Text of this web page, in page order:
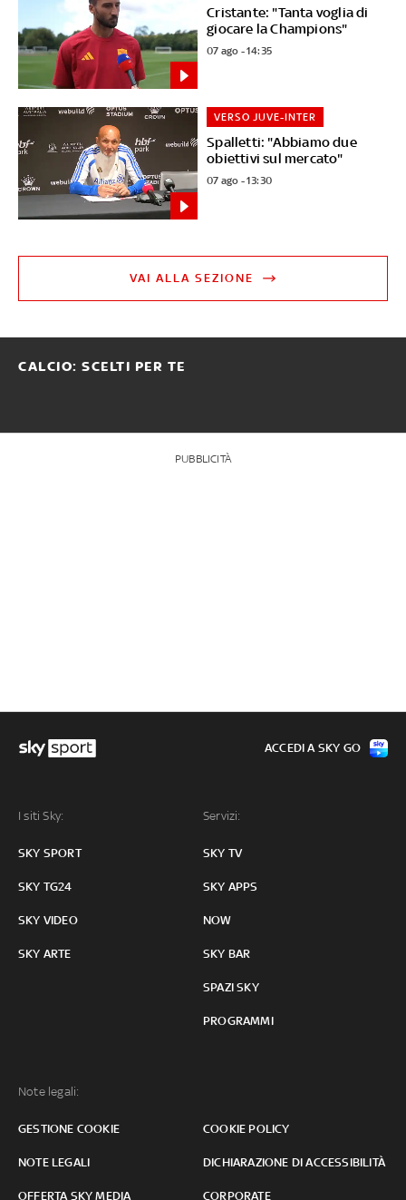
Cristante: "Tanta voglia di
giocare la Champions"
07 ago - 14:35
Spalletti: "Abbiamo due
obiettivi sul mercato"
VERSO JUVE-INTER
07 ago - 13:30
VAI ALLA SEZIONE
CALCIO: SCELTI PER TE
PUBBLICITÀ
I siti Sky:
SKY SPORT
SKY TG24
SKY VIDEO
SKY ARTE
Servizi:
SKY TV
SKY APPS
NOW
SKY BAR
SPAZI SKY
PROGRAMMI
Note legali:
GESTIONE COOKIE COOKIE POLICY
NOTE LEGALI DICHIARAZIONE DI ACCESSIBILITÀ
OFFERTA SKY MEDIA CORPORATE
ACCEDI A SKY GO